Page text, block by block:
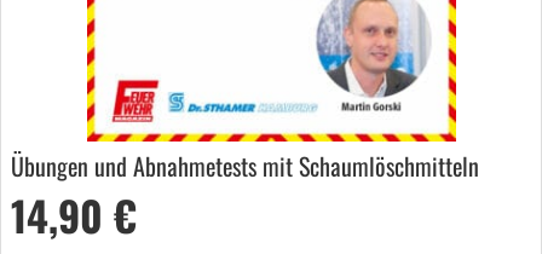
Übungen und Abnahmetests mit Schaumlöschmitteln
14,90 €